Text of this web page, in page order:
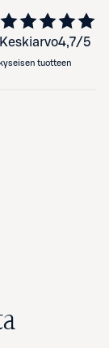
Keskiarvo4,7/5
tuotteen